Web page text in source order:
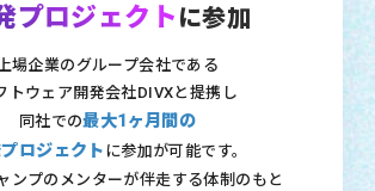
プロジェクト に参加
上場企業のグループ会社である
トウェア開発会社DIVXと提携し
同社での最大1ヶ月間の
プロジェクト に参加が可能です。
ンプのメンターが伴走する体制のもと